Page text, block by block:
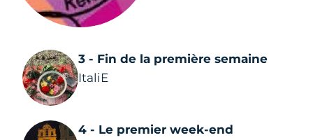
3 - Fin de la première semaine
ItaliE
4 - Le premier week-end